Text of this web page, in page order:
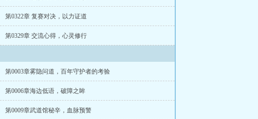
第0322章 复赛对决，以力证道
第0329章 交流心得，心灵修行
第0003章雾隐问道，百年守护者的考验
第0006章海边低语，破障之眸
第0009章武道馆秘辛，血脉预警